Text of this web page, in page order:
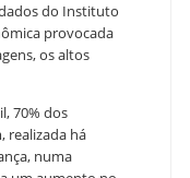
do Instituto
provocada
os altos
70% dos
realizada há
numa